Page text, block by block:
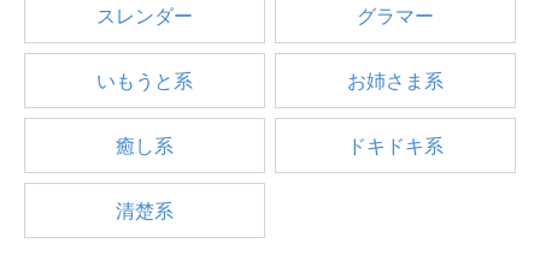
スレンダー グラマー
いもうと系 お姉さま系
癒し系 ドキドキ系
清楚系